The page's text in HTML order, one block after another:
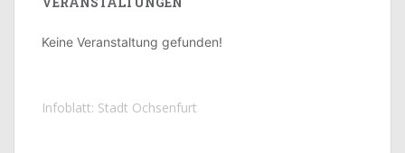
Keine Veranstaltung gefunden!
Infoblatt: Stadt Ochsenfurt